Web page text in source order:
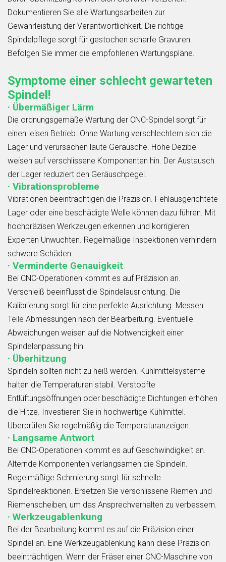
Dokumentieren Sie alle Wartungsarbeiten zur
Gewährleistung der Verantwortlichkeit. Die richtige
Spindelpflege sorgt für gestochen scharfe Gravuren.
Befolgen Sie immer die empfohlenen Wartungspläne.
Symptome einer schlecht gewarteten
Spindel!
· Übermäßiger Lärm
Die ordnungsgemäße Wartung der CNC-Spindel sorgt für
einen leisen Betrieb. Ohne Wartung verschlechtern sich die
Lager und verursachen laute Geräusche. Hohe Dezibel
weisen auf verschlissene Komponenten hin. Der Austausch
der Lager reduziert den Geräuschpegel.
· Vibrationsprobleme
Vibrationen beeinträchtigen die Präzision. Fehlausgerichtete
Lager oder eine beschädigte Welle können dazu führen. Mit
hochpräzisen Werkzeugen erkennen und korrigieren
Experten Unwuchten. Regelmäßige Inspektionen verhindern
schwere Schäden.
· Verminderte Genauigkeit
Bei CNC-Operationen kommt es auf Präzision an.
Verschleiß beeinflusst die Spindelausrichtung. Die
Kalibrierung sorgt für eine perfekte Ausrichtung. Messen
Teile Abmessungen nach der Bearbeitung. Eventuelle
Abweichungen weisen auf die Notwendigkeit einer
Spindelanpassung hin.
· Überhitzung
Spindeln sollten nicht zu heiß werden. Kühlmittelsysteme
halten die Temperaturen stabil. Verstopfte
Entlüftungsöffnungen oder beschädigte Dichtungen erhöhen
die Hitze. Investieren Sie in hochwertige Kühlmittel.
Überprüfen Sie regelmäßig die Temperaturanzeigen.
· Langsame Antwort
Bei CNC-Operationen kommt es auf Geschwindigkeit an.
Alternde Komponenten verlangsamen die Spindeln.
Regelmäßige Schmierung sorgt für schnelle
Spindelreaktionen. Ersetzen Sie verschlissene Riemen und
Riemenscheiben, um das Ansprechverhalten zu verbessern.
· Werkzeugablenkung
Bei der Bearbeitung kommt es auf die Präzision einer
Spindel an. Eine Werkzeugablenkung kann diese Präzision
beeinträchtigen. Wenn der Fräser einer CNC-Maschine von